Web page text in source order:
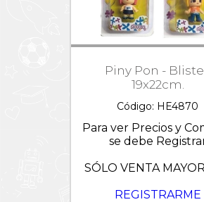
Piny Pon -
19x22cm.
Código: HE4870
Para ver Precios y
se debe
SÓLO VENTA
REGISTRARME